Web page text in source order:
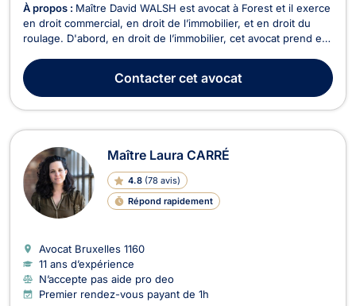
À propos : Maître David WALSH est avocat à Forest et il exerce
en droit commercial, en droit de l’immobilier, et en droit du
roulage. D'abord, en droit de l’immobilier, cet avocat prend en
immeuble (baux d’habitation ou commerciaux), et plus
généralement, pour tout acte ...
Contactercet avocat
Maître Laura CARRÉ
4.8 (78 avis)
Répond rapidement
Avocat Bruxelles 1160
11 ans d’expérience
N’accepte pas aide pro deo
Premier rendez-vous payant de 1h